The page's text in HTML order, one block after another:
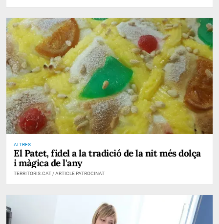
ALTRES
El Patet, fidel a la tradició de la nit més dolça
i màgica de l'any
TERRITORIS.CAT / ARTICLE PATROCINAT